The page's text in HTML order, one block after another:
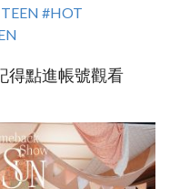
#HOT
得點進帳號觀看